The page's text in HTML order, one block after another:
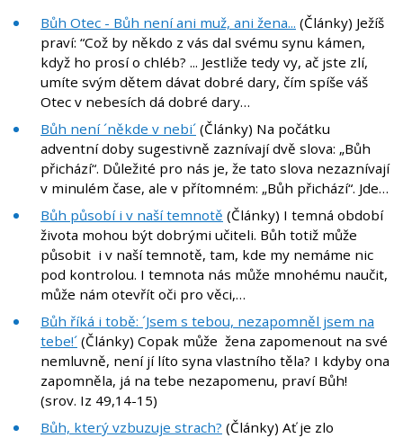
Bůh Otec - Bůh není ani muž, ani žena... (Články) Ježíš
praví: “Což by někdo z vás dal svému synu kámen,
když ho prosí o chléb? ... Jestliže tedy vy, ač jste zlí,
umíte svým dětem dávat dobré dary, čím spíše váš
Otec v nebesích dá dobré dary…
Bůh není ´někde v nebi´ (Články) Na počátku
adventní doby sugestivně zaznívají dvě slova: „Bůh
přichází“. Důležité pro nás je, že tato slova nezaznívají
v minulém čase, ale v přítomném: „Bůh přichází“. Jde…
Bůh působí i v naší temnotě (Články) I temná období
života mohou být dobrými učiteli. Bůh totiž může
působit i v naší temnotě, tam, kde my nemáme nic
pod kontrolou. I temnota nás může mnohému naučit,
může nám otevřít oči pro věci,…
Bůh říká i tobě: ´Jsem s tebou, nezapomněl jsem na
tebe!´ (Články) Copak může žena zapomenout na své
nemluvně, není jí líto syna vlastního těla? I kdyby ona
zapomněla, já na tebe nezapomenu, praví Bůh!
(srov. Iz 49,14-15)
Bůh, který vzbuzuje strach? (Články) Ať je zlo